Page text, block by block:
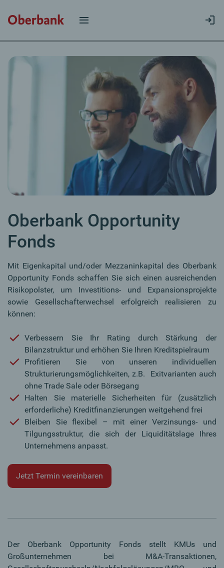
Oberbank Opportunity
Fonds
Mit Eigenkapital und/oder Mezzaninkapital des Oberbank
Opportunity Fonds schaffen Sie sich einen ausreichenden
Risikopolster, um Investitions- und Expansionsprojekte
sowie Gesellschafterwechsel erfolgreich realisieren zu
können:
Verbessern Sie Ihr Rating durch Stärkung der
Bilanzstruktur und erhöhen Sie Ihren Kreditspielraum
Profitieren Sie von unseren individuellen
Strukturierungsmöglichkeiten, z.B. Exitvarianten auch
ohne Trade Sale oder Börsegang
Halten Sie materielle Sicherheiten für (zusätzlich
erforderliche) Kreditfinanzierungen weitgehend frei
Bleiben Sie flexibel – mit einer Verzinsungs- und
Tilgungsstruktur, die sich der Liquiditätslage Ihres
Unternehmens anpasst.
Jetzt Termin vereinbaren
Der Oberbank Opportunity Fonds stellt KMUs und
Großunternehmen bei M&A-Transaktionen,